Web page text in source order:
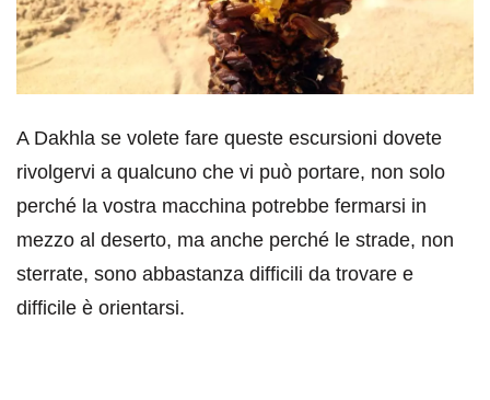
A Dakhla se volete fare queste escursioni dovete
rivolgervi a qualcuno che vi può portare, non solo
perché la vostra macchina potrebbe fermarsi in
mezzo al deserto, ma anche perché le strade, non
sterrate, sono abbastanza difficili da trovare e
difficile è orientarsi.